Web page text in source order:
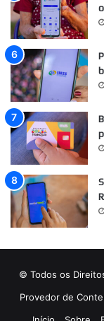
© Todos os
Provedor de